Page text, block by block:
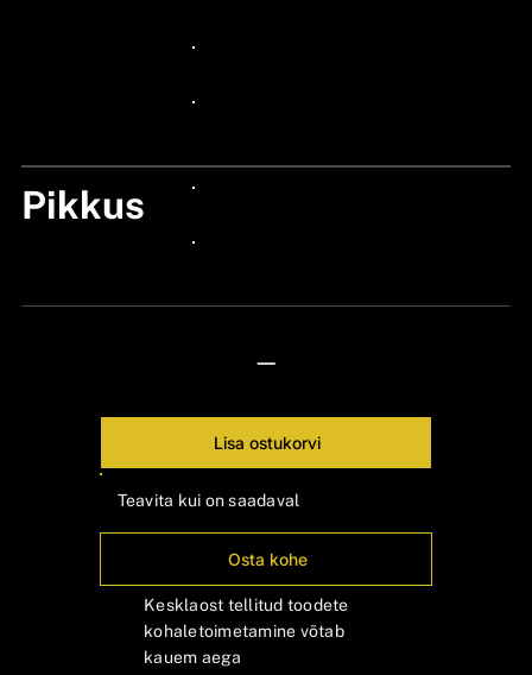
Pikkus
—
Lisa ostukorvi
Teavita kui on saadaval
Osta kohe
Kesklaost tellitud toodete
kohaletoimetamine võtab
kauem aega